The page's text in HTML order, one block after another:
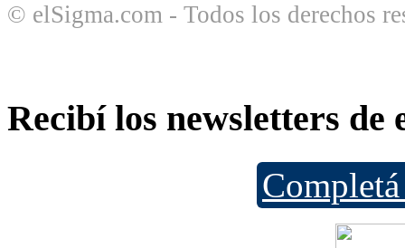
© elSigma.com - Todos los derechos
Recibí los newsletters de